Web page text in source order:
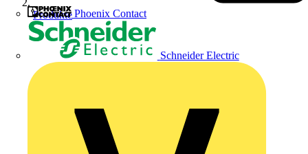
Phoenix Contact
Schneider Electric
Produkte